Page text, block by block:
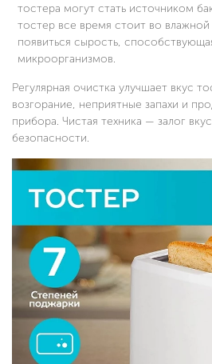
тостера могут стать источником
тостер все время стоит во
появиться сырость,
микроорганизмов.
Регулярная очистка улучшает вкус
возгорание, неприятные запахи и
прибора. Чистая техника — залог
безопасности.